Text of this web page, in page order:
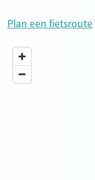
Plan een fietsroute